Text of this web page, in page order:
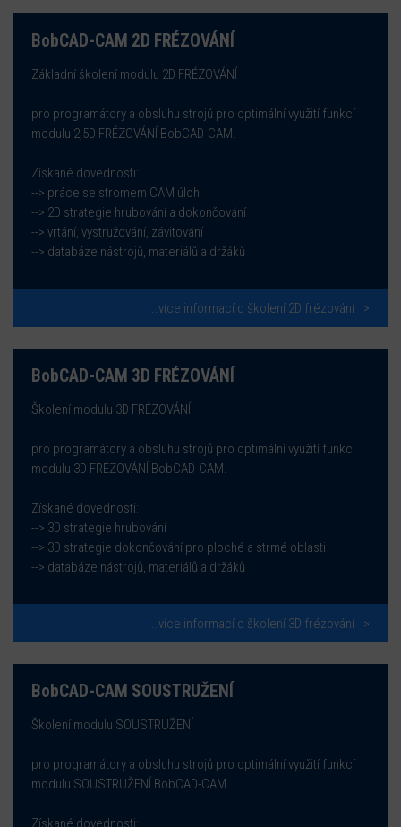
BobCAD-CAM 2D FRÉZOVÁNÍ
Základní školení modulu 2D FRÉZOVÁNÍ
pro programátory a obsluhu strojů pro optimální využití funkcí
modulu 2,5D FRÉZOVÁNÍ BobCAD-CAM.
Získané dovednosti:
--> práce se stromem CAM úloh
--> 2D strategie hrubování a dokončování
--> vrtání, vystružování, závitování
--> databáze nástrojů, materiálů a držáků
...více informací o školení 2D frézování
BobCAD-CAM 3D FRÉZOVÁNÍ
Školení modulu 3D FRÉZOVÁNÍ
pro programátory a obsluhu strojů pro optimální využití funkcí
modulu 3D FRÉZOVÁNÍ BobCAD-CAM.
Získané dovednosti:
--> 3D strategie hrubování
--> 3D strategie dokončování pro ploché a strmé oblasti
--> databáze nástrojů, materiálů a držáků
...více informací o školení 3D frézování
BobCAD-CAM SOUSTRUŽENÍ
Školení modulu SOUSTRUŽENÍ
pro programátory a obsluhu strojů pro optimální využití funkcí
modulu SOUSTRUŽENÍ BobCAD-CAM.
Získané dovednosti: